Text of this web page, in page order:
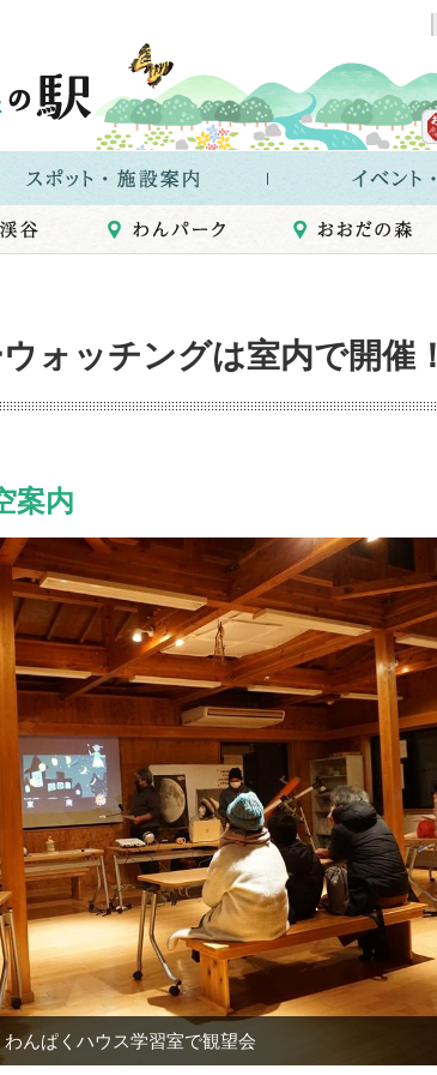
ォッチングは室内で開催！
案内
わんぱくハウス学習室で観望会
シャルディスタンスを取って開催
紙芝居風の星空案内
オリオン座の説明
ふたご座の説明
オリジナルイラストがかわいい
クイズを交えて解説
街中と山中の星の見え方の違い
天文ソフトで説明
まぼろしのカノープスの写真